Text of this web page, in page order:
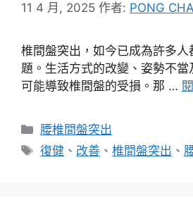
11 4 月, 2025 作者: PONG
椎間盤突出，如今已成為許多人
題。生活方式的改變、姿勢不當
可能導致椎間盤的受損。那 …
分
類
腰椎間盤突出
標
復健 、 改善 、椎間盤突出 、